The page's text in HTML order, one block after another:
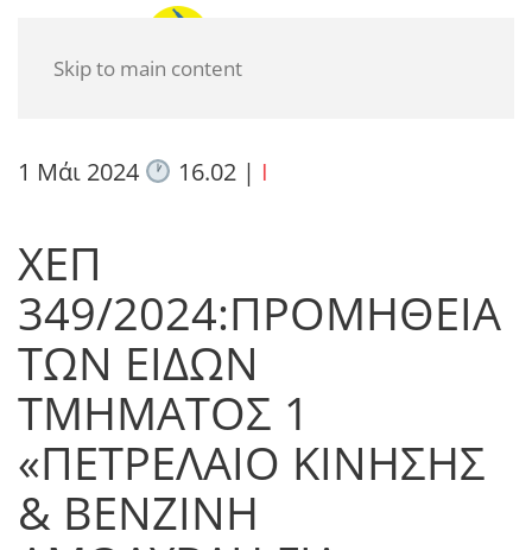
Skip to main content
1 Μάι 2024 16.02| I
ΧΕΠ
349/2024:ΠΡΟΜΗΘΕΙΑ
ΤΩΝ ΕΙΔΩΝ
ΤΜΗΜΑΤΟΣ 1
«ΠΕΤΡΕΛΑΙΟ ΚΙΝΗΣΗΣ
& ΒΕΝΖΙΝΗ